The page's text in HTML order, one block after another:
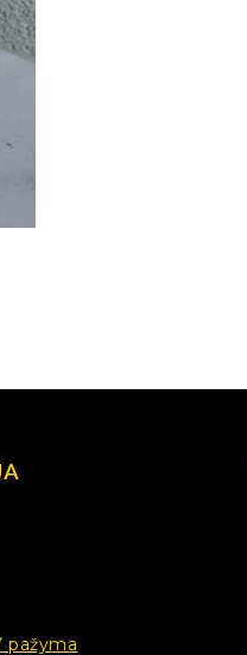
pažyma